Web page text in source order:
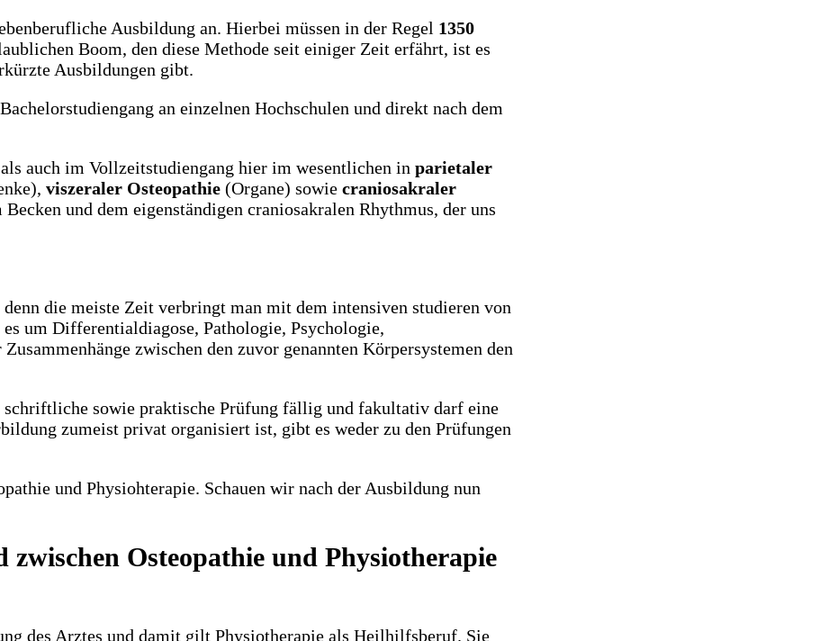
Ausbildung an. Hierbei müssen in der Regel 1350
Boom, den diese Methode seit einiger Zeit erfährt, ist es
Ausbildungen gibt.
an einzelnen Hochschulen und direkt nach dem
auch im Vollzeitstudiengang hier im wesentlichen in parietaler
viszeraler Osteopathie (Organe) sowie craniosakraler
und dem eigenständigen craniosakralen Rhythmus, der uns
die meiste Zeit verbringt man mit dem intensiven studieren von
um Differentialdiagose, Pathologie, Psychologie,
zwischen den zuvor genannten Körpersystemen den
sowie praktische Prüfung fällig und fakultativ darf eine
zumeist privat organisiert ist, gibt es weder zu den Prüfungen
und Physiohterapie. Schauen wir nach der Ausbildung nun
Osteopathie und Physiotherapie
des Arztes und damit gilt Physiotherapie als Heilhilfsberuf. Sie